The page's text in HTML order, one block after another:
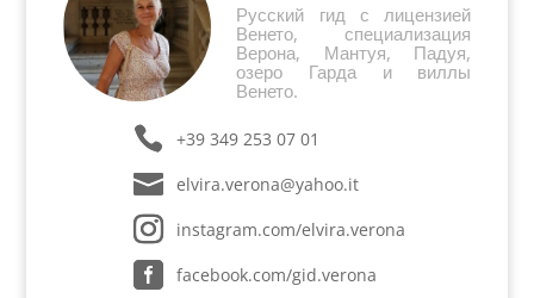
Русский гид с лицензией
Венето, специализация
Верона, Мантуя, Падуя,
озеро Гарда и виллы
Венето.
+39 349 253 07 01
elvira.verona@yahoo.it
instagram.com/elvira.verona
facebook.com/gid.verona